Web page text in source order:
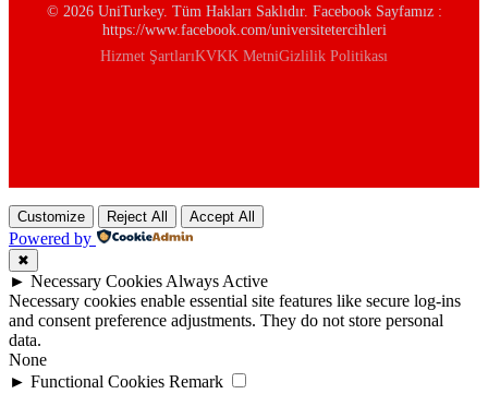
© 2026 UniTurkey. Tüm Hakları Saklıdır. Facebook Sayfamız :
https://www.facebook.com/universitetercihleri
Hizmet ŞartlarıKVKK MetniGizlilik Politikası
Customize Reject All Accept All
Powered by
✖
► Necessary Cookies Always Active
Necessary cookies enable essential site features like secure log-ins
and consent preference adjustments. They do not store personal
data.
None
► Functional Cookies Remark